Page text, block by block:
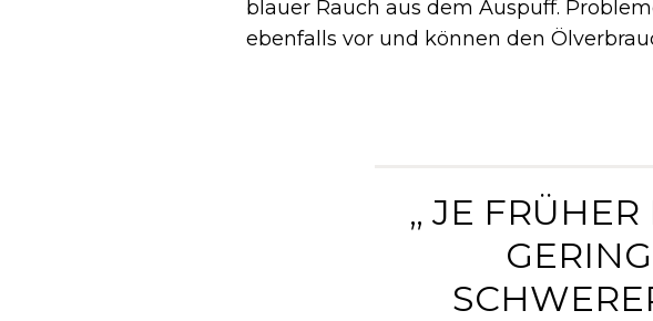
blauer Rauch aus dem Auspuff.
ebenfalls vor und können den
„ JE